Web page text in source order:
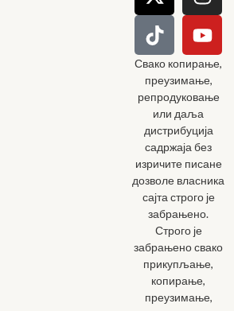
Свако копирање,
преузимање,
репродуковање
или даља
дистрибуција
садржаја без
изричите писане
дозволе власника
сајта строго је
забрањено.
Строго је
забрањено свако
прикупљање,
копирање,
преузимање,